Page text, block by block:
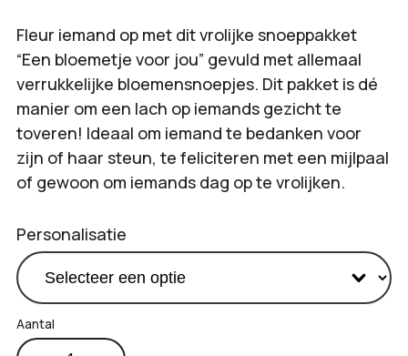
Fleur iemand op met dit vrolijke snoeppakket
“Een bloemetje voor jou” gevuld met allemaal
verrukkelijke bloemensnoepjes. Dit pakket is dé
manier om een lach op iemands gezicht te
toveren! Ideaal om iemand te bedanken voor
zijn of haar steun, te feliciteren met een mijlpaal
of gewoon om iemands dag op te vrolijken.
Personalisatie
Snoeppakket